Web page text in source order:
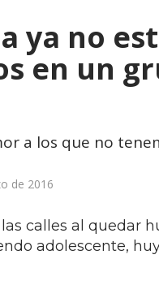
ya no
en un
a los que no
de 2016
calles al quedar
adolescente,